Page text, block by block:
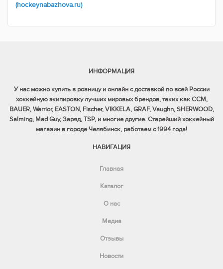
(hockeynabazhova.ru)
ИНФОРМАЦИЯ
У нас можно купить в розницу и онлайн с доставкой по всей России
хоккейную экипировку лучших мировых брендов, таких как CCM,
BAUER, Warrior, EASTON, Fischer, VIKKELA, GRAF, Vaughn, SHERWOOD,
Salming, Mad Guy, Заряд, TSP, и многие другие. Старейший хоккейный
магазин в городе Челябинск, работаем с 1994 года!
НАВИГАЦИЯ
Главная
Каталог
О нас
Медиа
Отзывы
Новости